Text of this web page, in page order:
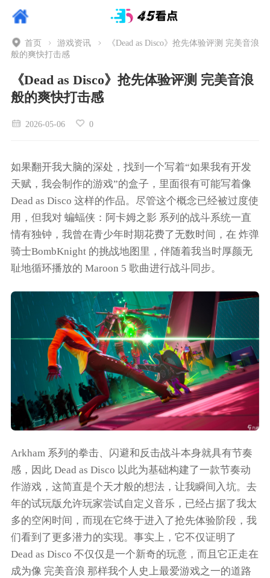
首页 游戏资讯
《Dead as Disco》抢先体验评测 完美音浪
般的爽快打击感
《Dead as Disco》抢先体验评测 完美音浪
般的爽快打击感
2026-05-06 0
如果翻开我大脑的深处，找到一个写着“如果我有开发
天赋，我会制作的游戏”的盒子，里面很有可能写着像
Dead as Disco 这样的作品。尽管这个概念已经被过度使
用，但我对 蝙蝠侠：阿卡姆之影 系列的战斗系统一直
情有独钟，我曾在青少年时期花费了无数时间，在 炸弹
骑士BombKnight的挑战地图里，伴随着我当时厚颜无
耻地循环播放的 Maroon 5 歌曲进行战斗同步。
Arkham系列的拳击、闪避和反击战斗本身就具有节奏
感，因此 Dead as Disco 以此为基础构建了一款节奏动
作游戏，这简直是个天才般的想法，让我瞬间入坑。去
年的试玩版允许玩家尝试自定义音乐，已经占据了我太
多的空闲时间，而现在它终于进入了抢先体验阶段，我
们看到了更多潜力的实现。事实上，它不仅证明了
Dead as Disco 不仅仅是一个新奇的玩意，而且它正走在
成为像 完美音浪 那样我个人史上最爱游戏之一的道路